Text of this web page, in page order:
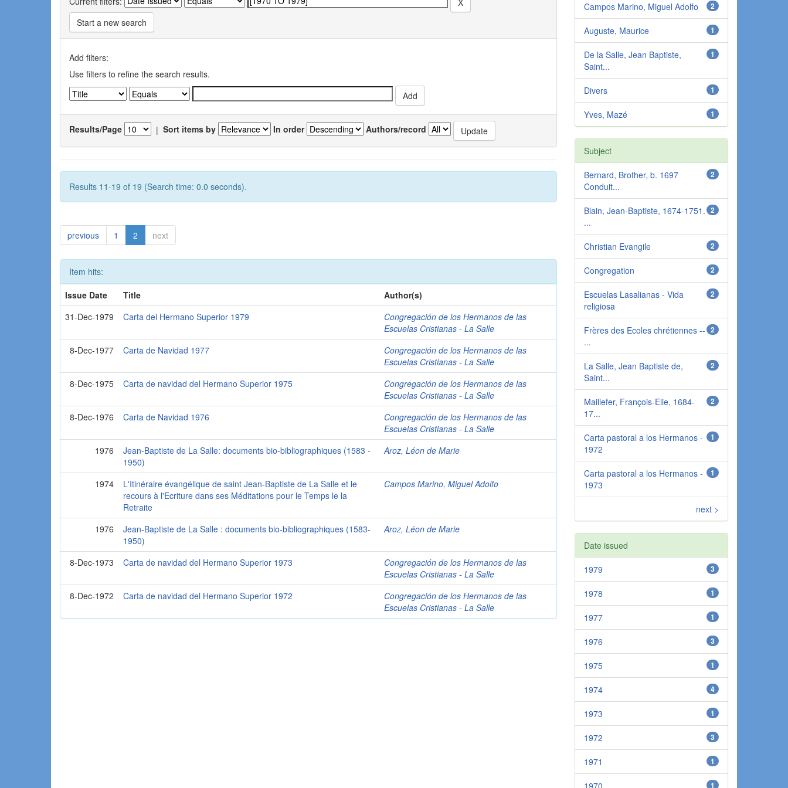
Start a new search
Add filters:
Use filters to refine the search results.
Results/Page | Sort items by In order Authors/record
Results 11-19 of 19 (Search time: 0.0 seconds).
previous 1 2 next
Item hits:
Issue Date
Title
Author(s)
31-Dec-1979
Carta del Hermano Superior 1979
Congregación de los Hermanos de las
Escuelas Cristianas - La Salle
8-Dec-1977
Carta de Navidad 1977
Congregación de los Hermanos de las
Escuelas Cristianas - La Salle
8-Dec-1975
Carta de navidad del Hermano Superior 1975
Congregación de los Hermanos de las
Escuelas Cristianas - La Salle
8-Dec-1976
Carta de Navidad 1976
Congregación de los Hermanos de las
Escuelas Cristianas - La Salle
1976
Jean-Baptiste de La Salle: documents bio-bibliographiques (1583 -
1950)
Aroz, Léon de Marie
1974
L'Itinéraire évangélique de saint Jean-Baptiste de La Salle et le
recours à l'Ecriture dans ses Méditations pour le Temps le la
Retraite
Campos Marino, Miguel Adolfo
1976
Jean-Baptiste de La Salle : documents bio-bibliographiques (1583-
1950)
Aroz, Léon de Marie
8-Dec-1973 Carta de navidad del Hermano Superior 1973
Congregación de los Hermanos de las
Escuelas Cristianas - La Salle
8-Dec-1972
Carta de navidad del Hermano Superior 1972
Congregación de los Hermanos de las
Escuelas Cristianas - La Salle
2
Campos Marino, Miguel Adolfo
1
Auguste, Maurice
1
De la Salle, Jean Baptiste,
Saint...
1
Divers
1
Yves, Mazé
Subject
2
Bernard, Brother, b. 1697
Conduit...
2
Blain, Jean-Baptiste, 1674-1751.
...
2
Christian Evangile
2
Congregation
2
Escuelas Lasalianas - Vida
religiosa
2
Frères des Ecoles chrétiennes --
...
2
La Salle, Jean Baptiste de,
Saint...
2
Maillefer, François-Elie, 1684-
17...
1
Carta pastoral a los Hermanos -
1972
1
Carta pastoral a los Hermanos -
1973
next >
Date issued
3
1979
1
1978
1
1977
3
1976
1
1975
4
1974
1
1973
3
1972
1
1971
1
1970